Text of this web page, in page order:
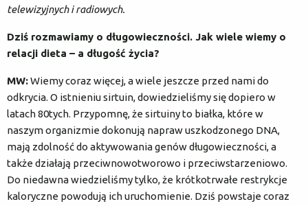
Yoga Detox Camp
telewizyjnych i radiowych.
Dziś rozmawiamy o długowieczności. Jak wiele wiemy o
relacji dieta – a długość życia?
MW:Wiemy coraz więcej, a wiele jeszcze przed nami do
odkrycia. O istnieniu sirtuin, dowiedzieliśmy się dopiero w
latach 80tych. Przypomnę, że sirtuiny to białka, które w
naszym organizmie dokonują napraw uszkodzonego DNA,
mają zdolność do aktywowania genów długowieczności, a
także działają przeciwnowotworowo i przeciwstarzeniowo.
Do niedawna wiedzieliśmy tylko, że krótkotrwałe restrykcje
kaloryczne powodują ich uruchomienie. Dziś powstaje coraz